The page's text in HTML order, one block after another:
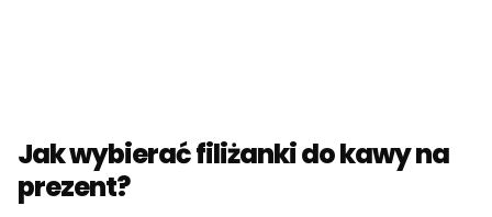
Jak wybierać filiżanki do kawy na
prezent?